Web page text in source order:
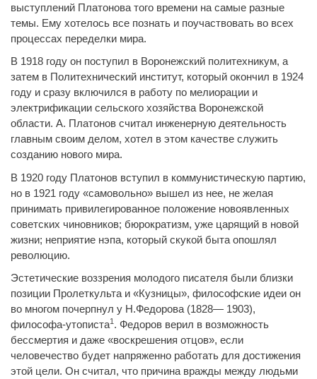
выступлений Платонова того времени на самые разные
темы. Ему хотелось все познать и поучаствовать во всех
процессах переделки мира.
В 1918 году он поступил в Воронежский политехникум, а
затем в Политехнический институт, который окончил в 1924
году и сразу включился в работу по мелиорации и
электрификации сельского хозяйства Воронежской
области. А. Платонов считал инженерную деятельность
главным своим делом, хотел в этом качестве служить
созданию нового мира.
В 1920 году Платонов вступил в коммунистическую партию,
но в 1921 году «самовольно» вышел из нее, не желая
принимать привилегированное положение новоявленных
советских чиновников; бюрократизм, уже царящий в новой
жизни; неприятие нэпа, который скукой быта опошлял
революцию.
Эстетические воззрения молодого писателя были близки
позиции Пролеткульта и «Кузницы», философские идеи он
во многом почерпнул у Н.Федорова (1828— 1903),
философа-утописта1 . Федоров верил в возможность
бессмертия и даже «воскрешения отцов», если
человечество будет напряженно работать для достижения
этой цели. Он считал, что причина вражды между людьми